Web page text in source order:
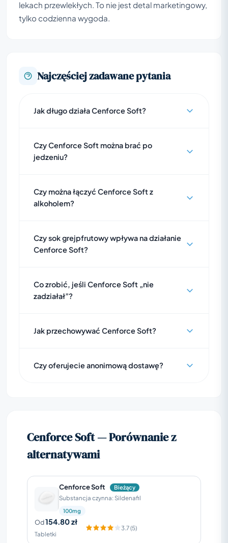
lekach przewlekłych. To nie jest detal marketingowy,
tylko codzienna wygoda.
Najczęściej zadawane pytania
Jak długo działa Cenforce Soft?
Czy Cenforce Soft można brać po
jedzeniu?
Czy można łączyć Cenforce Soft z
alkoholem?
Czy sok grejpfrutowy wpływa na działanie
Cenforce Soft?
Co zrobić, jeśli Cenforce Soft „nie
zadziałał”?
Jak przechowywać Cenforce Soft?
Czy oferujecie anonimową dostawę?
Cenforce Soft — Porównanie z
alternatywami
Cenforce Soft Bieżący
Substancja czynna: Sildenafil
100mg
Od154.80 zł
Tabletki
3.7 (5)